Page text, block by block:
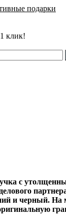
подарки
клик!
с
и черный. На